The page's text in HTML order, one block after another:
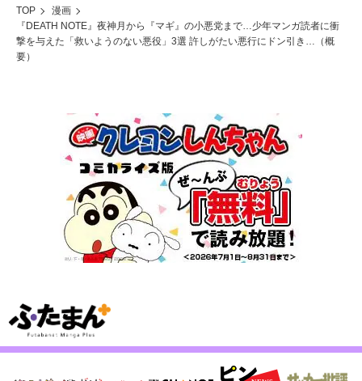
TOP
漫画
『DEATH NOTE』夜神月から『マギ』の小悪党まで…少年マンガ読者に衝
撃を与えた「救いようのない悪役」3選 許しがたい悪行にドン引き…（概
要）